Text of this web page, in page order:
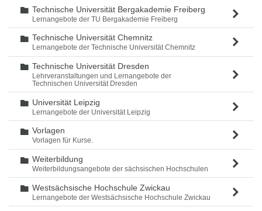
Ordner
Technische Universität Bergakademie Freiberg
Lernangebote der TU Bergakademie Freiberg
Ordner
Technische Universität Chemnitz
Lernangebote der Technische Universität Chemnitz
Ordner
Technische Universität Dresden
Lehrveranstaltungen und Lernangebote der
Technischen Universität Dresden
Ordner
Universität Leipzig
Lernangebote der Universität Leipzig
Ordner
Vorlagen
Vorlagen für Kurse.
Ordner
Weiterbildung
Weiterbildungsangebote der sächsischen Hochschulen
Ordner
Westsächsische Hochschule Zwickau
Lernangebote der Westsächsische Hochschule Zwickau